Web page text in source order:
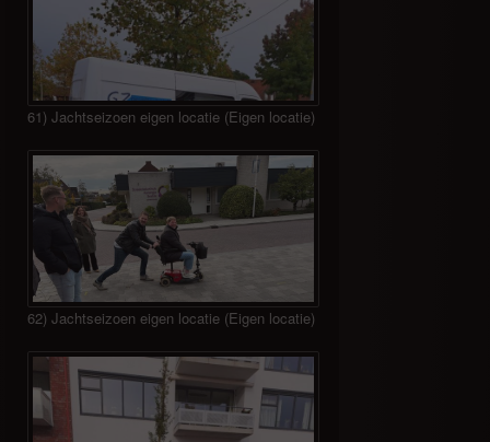
61) Jachtseizoen eigen locatie (Eigen locatie)
62) Jachtseizoen eigen locatie (Eigen locatie)